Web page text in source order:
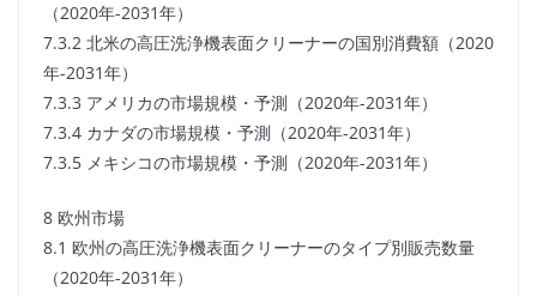
（2020年-2031年）
7.3.2 北米の高圧洗浄機表面クリーナーの国別消費額（2020
年-2031年）
7.3.3 アメリカの市場規模・予測（2020年-2031年）
7.3.4 カナダの市場規模・予測（2020年-2031年）
7.3.5 メキシコの市場規模・予測（2020年-2031年）
8 欧州市場
8.1 欧州の高圧洗浄機表面クリーナーのタイプ別販売数量
（2020年-2031年）